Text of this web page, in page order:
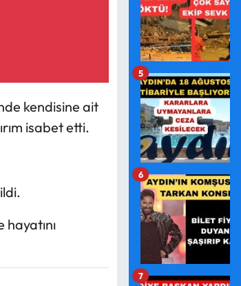
kendisine ait
isabet etti.
5
6
7